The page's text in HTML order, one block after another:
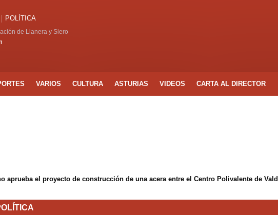
POLÍTICA
de Llanera y Siero
VARIOS CULTURA ASTURIAS VIDEOS CARTA AL DIRECTOR